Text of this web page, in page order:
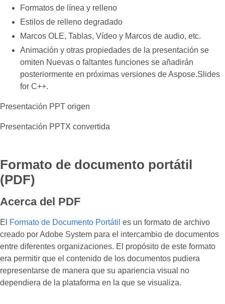
Formatos de línea y relleno
Estilos de relleno degradado
Marcos OLE, Tablas, Vídeo y Marcos de audio, etc.
Animación y otras propiedades de la presentación se
omiten Nuevas o faltantes funciones se añadirán
posteriormente en próximas versiones de Aspose.Slides
for C++.
Presentación PPT origen
Presentación PPTX convertida
Formato de documento portátil
(PDF)
Acerca del PDF
El Formato de Documento Portátil es un formato de archivo
creado por Adobe System para el intercambio de documentos
entre diferentes organizaciones. El propósito de este formato
era permitir que el contenido de los documentos pudiera
representarse de manera que su apariencia visual no
dependiera de la plataforma en la que se visualiza.